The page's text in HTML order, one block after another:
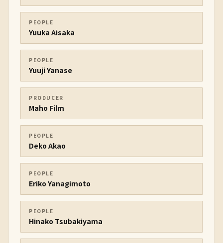
PEOPLE
Yuuka Aisaka
PEOPLE
Yuuji Yanase
PRODUCER
Maho Film
PEOPLE
Deko Akao
PEOPLE
Eriko Yanagimoto
PEOPLE
Hinako Tsubakiyama